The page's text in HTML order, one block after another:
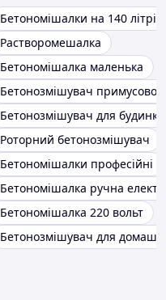
Бетономішалки на 140 літрів
Растворомешалка
Бетономішалка маленька
Бетонозмішувач примусової
Бетонозмішувач для будинку
Роторний бетонозмішувач
Бетономішалки професійні
Бетономішалка ручна
Бетономішалка 220 вольт
Бетонозмішувач для